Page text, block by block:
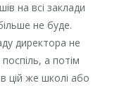
на всі заклади
не буде.
директора не
а потім
цій же школі або